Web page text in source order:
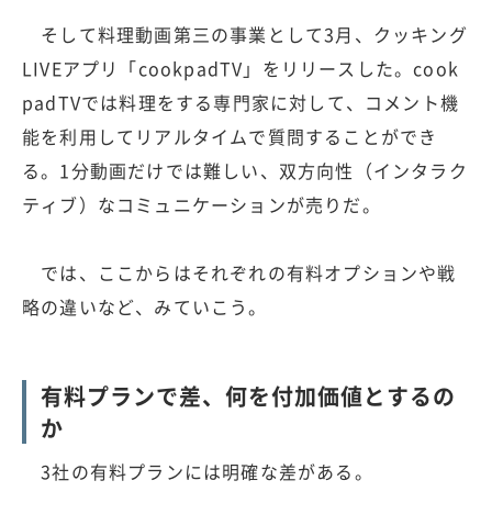
そして料理動画第三の事業として3月、クッキング
LIVEアプリ「cookpadTV」をリリースした。cook
padTVでは料理をする専門家に対して、コメント機
能を利用してリアルタイムで質問することができ
る。1分動画だけでは難しい、双方向性（インタラク
ティブ）なコミュニケーションが売りだ。
では、ここからはそれぞれの有料オプションや戦
略の違いなど、みていこう。
有料プランで差、何を付加価値とするの
か
3社の有料プランには明確な差がある。